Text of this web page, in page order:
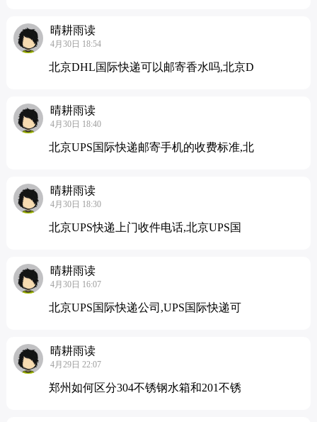
晴耕雨读
4月30日 18:54
北京DHL国际快递可以邮寄香水吗,北京D
晴耕雨读
4月30日 18:40
北京UPS国际快递邮寄手机的收费标准,北
晴耕雨读
4月30日 18:30
北京UPS快递上门收件电话,北京UPS国
晴耕雨读
4月30日 16:07
北京UPS国际快递公司,UPS国际快递可
晴耕雨读
4月29日 22:07
郑州如何区分304不锈钢水箱和201不锈